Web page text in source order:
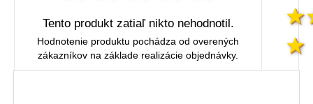
Tento produkt zatiaľ nikto nehodnotil.
Hodnotenie produktu pochádza od overených
zákazníkov na základe realizácie objednávky.